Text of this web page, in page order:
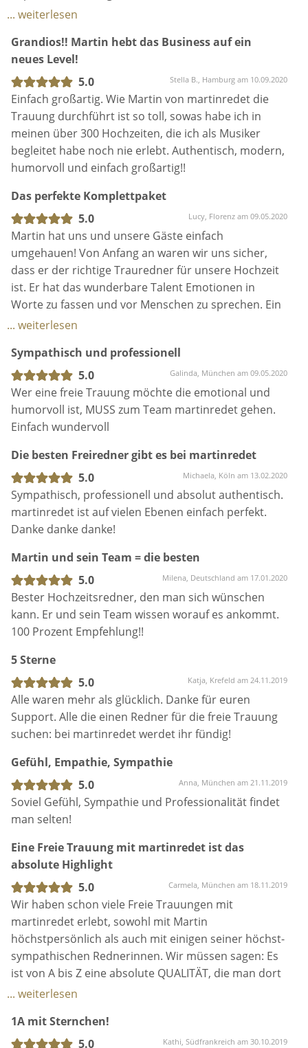
Alle unseren Gäste haben geschwärmt noch nie bei
Danke und herzliche Grüße Carla & Marwan
megaflexibel, rundum einfach klasse. Vielen Dank!
... weiterlesen
Grandios!! Martin hebt das Business auf ein
neues Level!
5.0
Stella B., Hamburg am 10.09.2020
Einfach großartig. Wie Martin von martinredet die
Trauung durchführt ist so toll, sowas habe ich in
meinen über 300 Hochzeiten, die ich als Musiker
begleitet habe noch nie erlebt. Authentisch, modern,
humorvoll und einfach großartig!!
Das perfekte Komplettpaket
5.0
Lucy, Florenz am 09.05.2020
Martin hat uns und unsere Gäste einfach
umgehauen! Von Anfang an waren wir uns sicher,
dass er der richtige Trauredner für unsere Hochzeit
ist. Er hat das wunderbare Talent Emotionen in
Worte zu fassen und vor Menschen zu sprechen. Ein
Mensch, dem man gern zuhört und der sich
hat mit viel Liebe zum Detail und Humor unsere
Traurede gestaltet und sich während der
Vorbereitung vollkommen auf unsere Wünsche
eingelassen. Die Zeremonie selbst hätten wir uns
nicht schöner malen können und dank seiner guten
dabei. Auch eine Fotografin haben wir über
martinredet gefunden. Es ist so schön, wenn
während der Zeremonie sowohl geweint, als auch
gelacht wird. Danke für alles lieber Martin !
... weiterlesen
Sympathisch und professionell
5.0
Galinda, München am 09.05.2020
Wer eine freie Trauung möchte die emotional und
humorvoll ist, MUSS zum Team martinredet gehen.
Einfach wundervoll
Die besten Freiredner gibt es bei martinredet
5.0
Michaela, Köln am 13.02.2020
Sympathisch, professionell und absolut authentisch.
martinredet ist auf vielen Ebenen einfach perfekt.
Danke danke danke!
Martin und sein Team = die besten
5.0
Milena, Deutschland am 17.01.2020
Bester Hochzeitsredner, den man sich wünschen
kann. Er und sein Team wissen worauf es ankommt.
100 Prozent Empfehlung!!
5 Sterne
5.0
Katja, Krefeld am 24.11.2019
Alle waren mehr als glücklich. Danke für euren
Support. Alle die einen Redner für die freie Trauung
suchen: bei martinredet werdet ihr fündig!
Gefühl, Empathie, Sympathie
5.0
Anna, München am 21.11.2019
Soviel Gefühl, Sympathie und Professionalität findet
man selten!
Eine Freie Trauung mit martinredet ist das
absolute Highlight
5.0
Carmela, München am 18.11.2019
Wir haben schon viele Freie Trauungen mit
martinredet erlebt, sowohl mit Martin
höchstpersönlich als auch mit einigen seiner höchst-
sympathischen Rednerinnen. Wir müssen sagen: Es
ist von A bis Z eine absolute QUALITÄT, die man dort
sieht. Absolut PROFESSIONELL und SYMPATHISCH.
HUMORVOLLE Trauung. Beim Team martinredet seid
ihr alle in besten Händen. 100% zu empfehlen.
... weiterlesen
1A mit Sternchen!
5.0
Kathi, Südfrankreich am 30.10.2019